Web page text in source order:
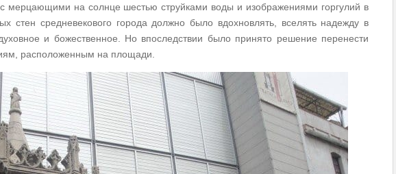
мерцающими на солнце шестью струйками воды и изображениями горгулий в
стен средневекового города должно было вдохновлять, вселять надежду в
и божественное. Но впоследствии было принято решение перенести
расположенным на площади.